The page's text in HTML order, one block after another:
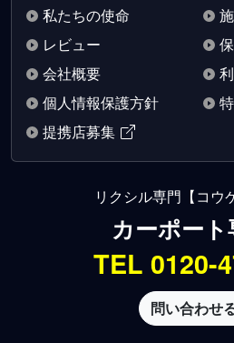
私たちの使命
レビュー
会社概要
個人情報保護方針
提携店募集
リクシル専門【コウ
カーポー
TEL 0120-
問い合わせ